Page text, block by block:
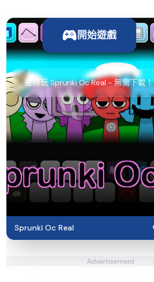
開始遊戲
在線玩 Sprunki Oc Real - 無需下載！
Sprunki Oc Real
Advertisement